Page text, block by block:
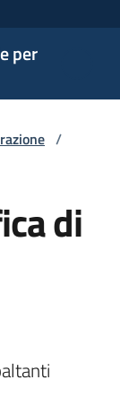
per
/
di